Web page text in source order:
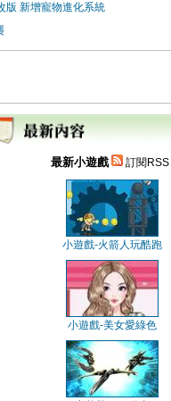
版 新增寵物進化系統
最新小遊戲 訂閱RSS
小遊戲-火箭人玩酷跑
小遊戲-美女愛綠色